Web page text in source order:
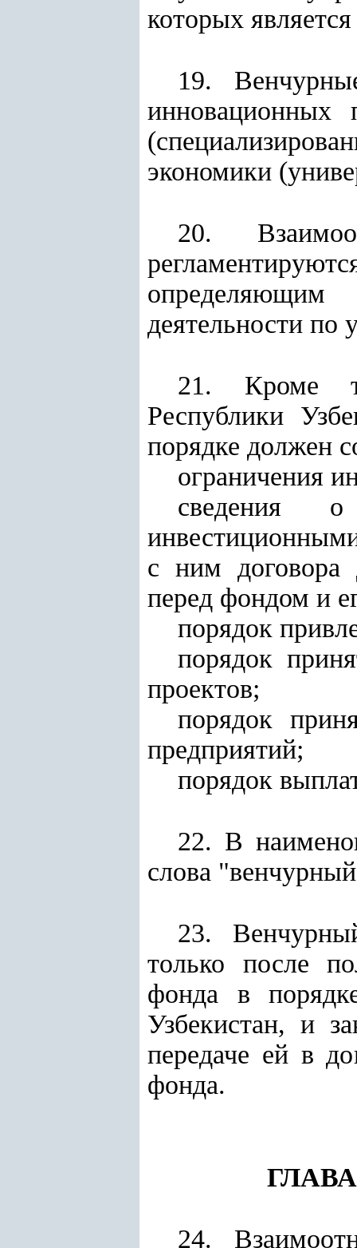
которых
19.
инновационных
экономики
20.
деятельности
21. Кроме
Республики
порядке должен
ограничения
сведения
с ним договора
перед фондом и
порядок
порядок
проектов;
порядок
предприятий;
порядок
22. В
слова
23.
только после
фонда в
Узбекистан, и
передаче ей в
фонда.
24.